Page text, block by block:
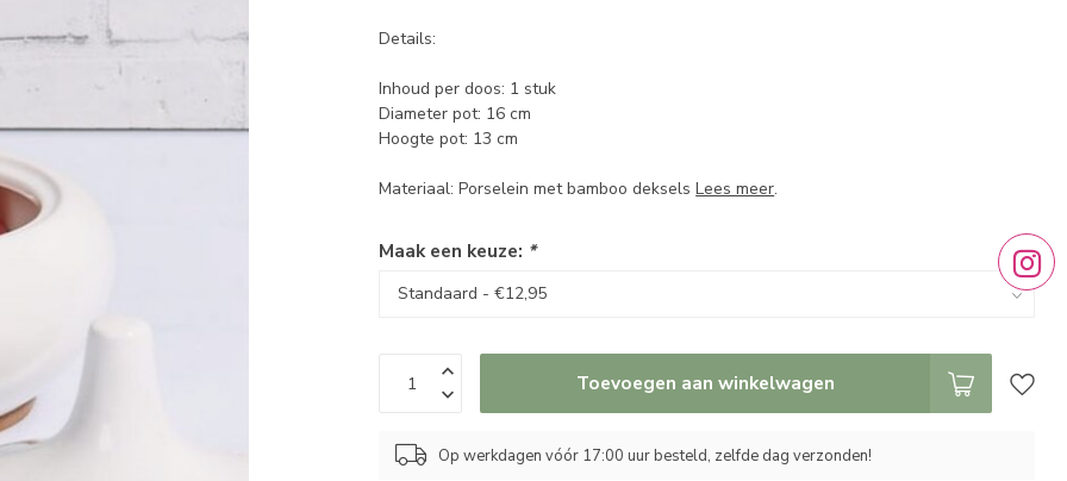
Details:
Inhoud per doos: 1 stuk
Diameter pot: 16 cm
Hoogte pot: 13 cm
Materiaal: Porselein met bamboo dekselsLees meer.
Maak een keuze: *
Toevoegen aan winkelwagen
Op werkdagen vóór 17:00 uur besteld, zelfde dag verzonden!